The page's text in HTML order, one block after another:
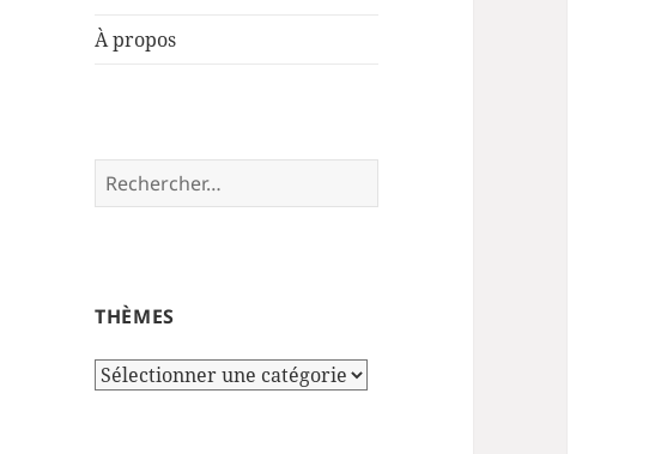
À propos
Rechercher :
THÈMES
Thèmes